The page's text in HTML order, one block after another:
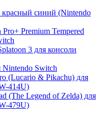
красный синий (Nintendo
Premium Tempered
3 для консоли
Nintendo Switch
(Lucario & Pikachu) для
414U)
(The Legend of Zelda) для
479U)